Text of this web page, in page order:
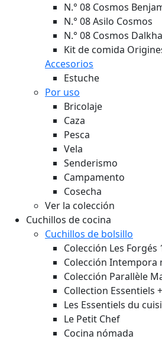
N.° 08 Cosmos
N.° 08 Asilo Cosmos
N.° 08 Cosmos
Kit de comida
Accesorios
Estuche
Por uso
Bricolaje
Caza
Pesca
Vela
Senderismo
Campamento
Cosecha
Ver la colección
Cuchillos de cocina
Cuchillos de bolsillo
Colección Les Forgés
Colección Intempora
Colección Parallèle
Collection Essentiels
Les Essentiels du
Le Petit Chef
Cocina nómada